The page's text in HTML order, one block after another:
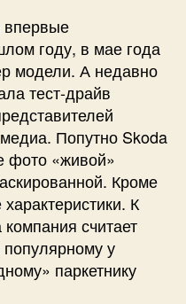
впервые
году, в мае года
модели. А недавно
тест-драйв
Попутно Skoda
фото «живой»
Кроме
К
считает
популярному у
паркетнику